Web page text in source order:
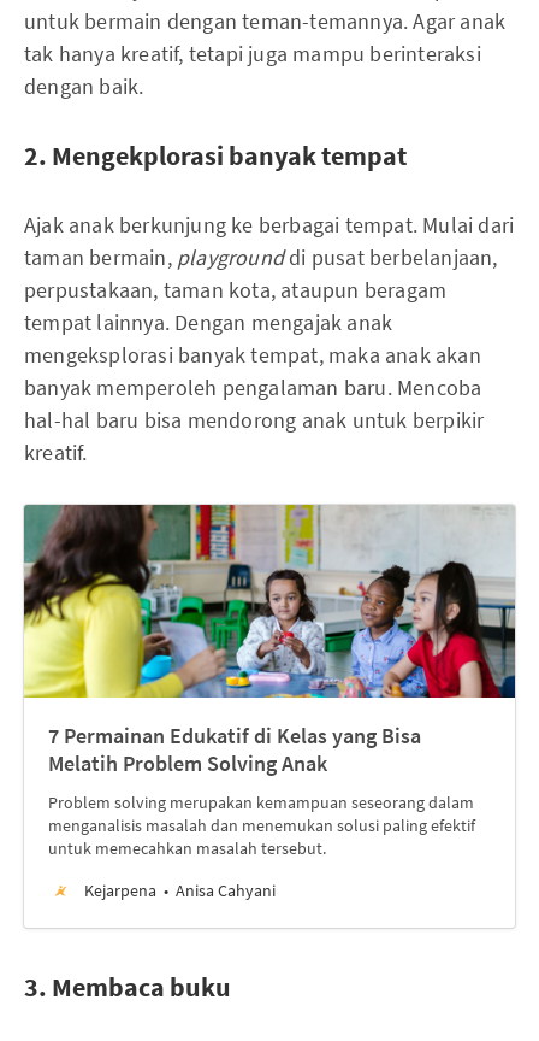
untuk bermain dengan teman-temannya. Agar anak
tak hanya kreatif, tetapi juga mampu berinteraksi
dengan baik.
2. Mengekplorasi banyak tempat
Ajak anak berkunjung ke berbagai tempat. Mulai dari
taman bermain, playgrounddi pusat berbelanjaan,
perpustakaan, taman kota, ataupun beragam
tempat lainnya. Dengan mengajak anak
mengeksplorasi banyak tempat, maka anak akan
banyak memperoleh pengalaman baru. Mencoba
hal-hal baru bisa mendorong anak untuk berpikir
kreatif.
7 Permainan Edukatif di Kelas yang Bisa
Melatih Problem Solving Anak
Problem solving merupakan kemampuan seseorang dalam
menganalisis masalah dan menemukan solusi paling efektif
untuk memecahkan masalah tersebut.
Kejarpena
Anisa Cahyani
3. Membaca buku